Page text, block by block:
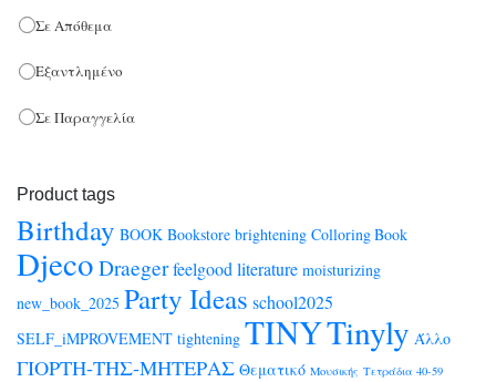
Σε Απόθεμα
Εξαντλημένο
Σε Παραγγελία
Product tags
Birthday BOOK Bookstore brightening Colloring Book
Djeco Draegerfeelgood literature moisturizing
new_book_2025 Party Ideas school2025
SELF_iMPROVEMENT tightening TINYTinyly Άλλο
ΓΙΟΡΤΗ-ΤΗΣ-ΜΗΤΕΡΑΣ Θεματικό Μουσικής Τετράδια 40-59